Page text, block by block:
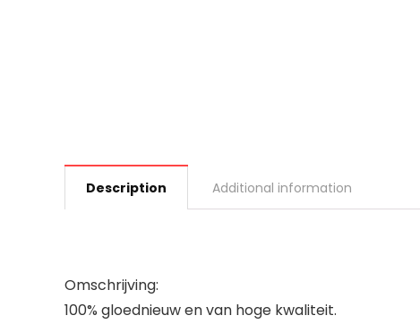
Description Additional information
Omschrijving:
100% gloednieuw en van hoge kwaliteit.